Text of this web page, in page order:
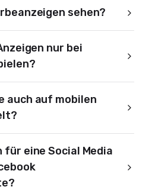
sehen?
nur bei
auch auf mobilen
für eine Social Media